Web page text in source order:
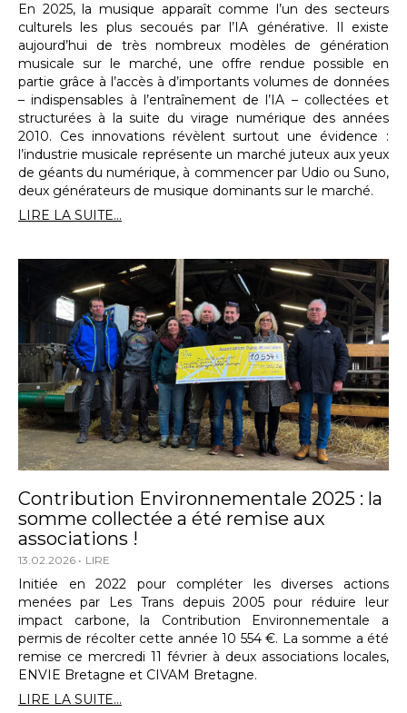
En 2025, la musique apparaît comme l’un des secteurs
culturels les plus secoués par l’IA générative. Il existe
aujourd’hui de très nombreux modèles de génération
musicale sur le marché, une offre rendue possible en
partie grâce à l’accès à d’importants volumes de données
– indispensables à l’entraînement de l’IA – collectées et
structurées à la suite du virage numérique des années
2010. Ces innovations révèlent surtout une évidence :
l’industrie musicale représente un marché juteux aux yeux
de géants du numérique, à commencer par Udio ou Suno,
deux générateurs de musique dominants sur le marché.
LIRE LA SUITE...
Contribution Environnementale 2025 : la
somme collectée a été remise aux
associations !
13.02.2026 LIRE
Initiée en 2022 pour compléter les diverses actions
menées par Les Trans depuis 2005 pour réduire leur
impact carbone, la Contribution Environnementale a
permis de récolter cette année 10 554 €. La somme a été
remise ce mercredi 11 février à deux associations locales,
ENVIE Bretagne et CIVAM Bretagne.
LIRE LA SUITE...